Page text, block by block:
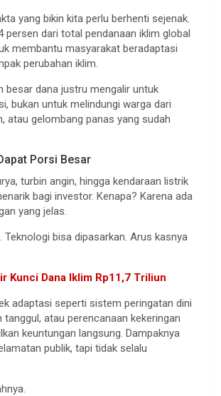
yang bikin kita perlu berhenti sejenak.
persen dari total pendanaan iklim global
membantu masyarakat beradaptasi
perubahan iklim.
besar dana justru mengalir untuk
bukan untuk melindungi warga dari
atau gelombang panas yang sudah
Porsi Besar
turbin angin, hingga kendaraan listrik
bagi investor. Kenapa? Karena ada
yang jelas.
Teknologi bisa dipasarkan. Arus kasnya
Kunci Dana Iklim Rp11,7 Triliun
adaptasi seperti sistem peringatan dini
tanggul, atau perencanaan kekeringan
keuntungan langsung. Dampaknya
publik, tapi tidak selalu